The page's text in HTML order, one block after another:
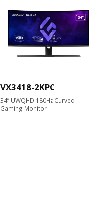
VX3418-2KPC
34” UWQHD 180Hz Curved
Gaming Monitor